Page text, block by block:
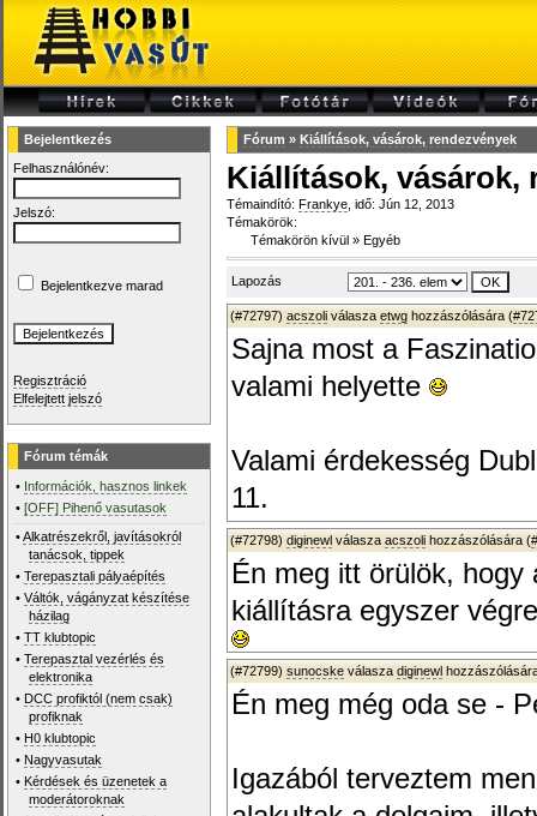
Bejelentkezés
Felhasználónév:
Jelszó:
Bejelentkezve marad
Regisztráció
Elfelejtett jelszó
Fórum témák
• Információk, hasznos linkek
•[OFF] Pihenő vasutasok
•Alkatrészekről, javításokról
tanácsok, tippek
•Terepasztali pályaépítés
•Váltók, vágányzat készítése
házilag
•TT klubtopic
•Terepasztal vezérlés és
elektronika
• DCC profiktól (nem csak)
profiknak
• H0 klubtopic
• Nagyvasutak
• Kérdések és üzenetek a
moderátoroknak
Fórum » Kiállítások, vásárok, rendezvények
Kiállítások, vásárok,
Témaindító: Frankye , idő: Jún 12, 2013
Témakörök:
Témakörön kívül » Egyéb
Lapozás
(#72797) acszoli válasza etwg hozzászólására (
Sajna most a
valami helyette
Valami érdekesség
11.
(#72798) diginewl válasza acszoli hozzászólására (
Én meg itt örülök, hogy
kiállításra egyszer
(#72799) sunocske válasza diginewl
Én meg még oda se -
Igazából terveztem